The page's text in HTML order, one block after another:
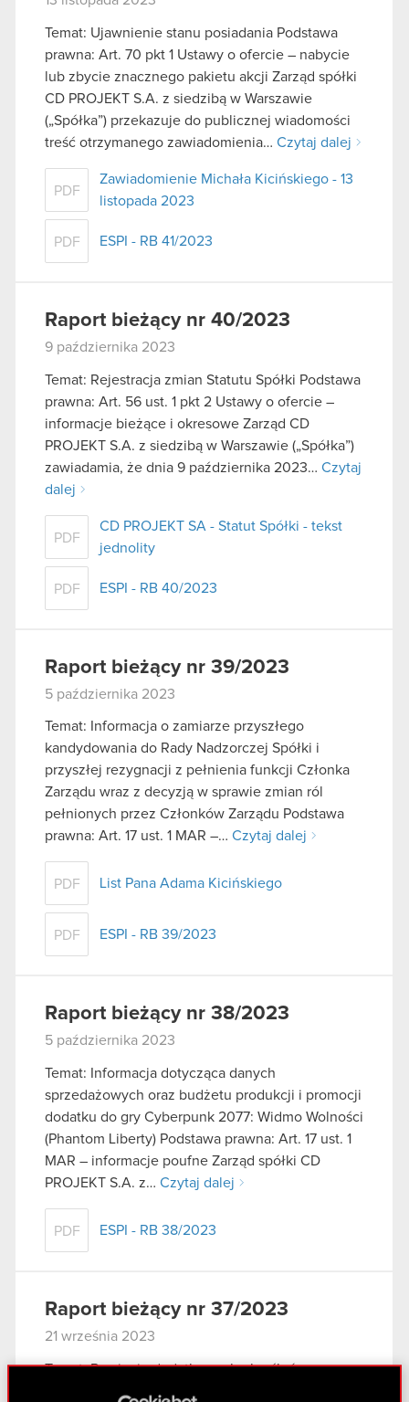
Temat: Ujawnienie stanu posiadania Podstawa
prawna: Art. 70 pkt 1 Ustawy o ofercie – nabycie
lub zbycie znacznego pakietu akcji Zarząd spółki
CD PROJEKT S.A. z siedzibą w Warszawie
(„Spółka”) przekazuje do publicznej wiadomości
treść otrzymanego zawiadomienia… Czytaj dalej
PDF
Zawiadomienie Michała Kicińskiego - 13
listopada 2023
PDF ESPI - RB 41/2023
Raport bieżący nr 40/2023
9 października 2023
Temat: Rejestracja zmian Statutu Spółki Podstawa
prawna: Art. 56 ust. 1 pkt 2 Ustawy o ofercie –
informacje bieżące i okresowe Zarząd CD
PROJEKT S.A. z siedzibą w Warszawie („Spółka”)
zawiadamia, że dnia 9 października 2023… Czytaj
dalej
PDF
CD PROJEKT SA - Statut Spółki - tekst
jednolity
PDF ESPI - RB 40/2023
Raport bieżący nr 39/2023
5 października 2023
Temat: Informacja o zamiarze przyszłego
kandydowania do Rady Nadzorczej Spółki i
przyszłej rezygnacji z pełnienia funkcji Członka
Zarządu wraz z decyzją w sprawie zmian ról
pełnionych przez Członków Zarządu Podstawa
prawna: Art. 17 ust. 1 MAR –… Czytaj dalej
PDF List Pana Adama Kicińskiego
PDF ESPI - RB 39/2023
Raport bieżący nr 38/2023
5 października 2023
Temat: Informacja dotycząca danych
sprzedażowych oraz budżetu produkcji i promocji
dodatku do gry Cyberpunk 2077: Widmo Wolności
(Phantom Liberty) Podstawa prawna: Art. 17 ust. 1
MAR – informacje poufne Zarząd spółki CD
PROJEKT S.A. z… Czytaj dalej
PDF ESPI - RB 38/2023
Raport bieżący nr 37/2023
21 września 2023
Temat: Przyjęcie dodatkowych określeń